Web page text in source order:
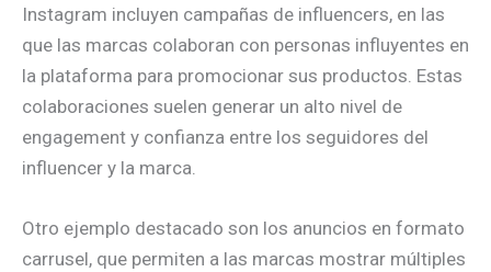
Instagram incluyen campañas de influencers, en las
que las marcas colaboran con personas influyentes en
la plataforma para promocionar sus productos. Estas
colaboraciones suelen generar un alto nivel de
engagement y confianza entre los seguidores del
influencer y la marca.
Otro ejemplo destacado son los anuncios en formato
carrusel, que permiten a las marcas mostrar múltiples